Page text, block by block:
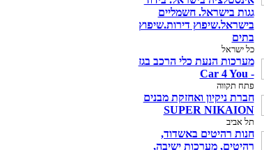
גגות בישראל. חשמליים
בישראל.שיפוץ דירות.שיפוץ
בתים
כל ישראל
מערכות הנעת כלי הרכב בגז
- Car 4 You
פתח תקווה
חברת ניקיון ואחזקת מבנים
SUPER NIKAION
תל אביב
חנות רהיטים באשדוד,
רהיטים, מערכות ישיבה,